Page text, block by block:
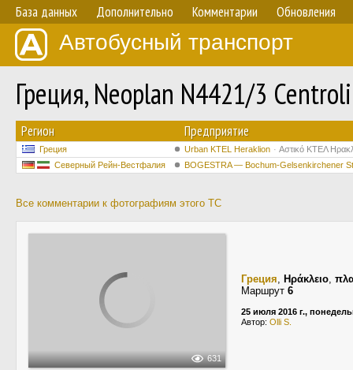
База данных Дополнительно Комментарии Обновления
Автобусный транспорт
Греция, Neoplan N4421/3
Регион Предприятие
Греция Urban KTEL Heraklion
Αστικό ΚΤΕΛ
Северный Рейн-Вестфалия
BOGESTRA — Bochum-Gelsenkirchener
Все комментарии к фотографиям этого ТС
631
Греция, Ηράκλειο,
Маршрут 6
25 июля 2016 г.,
Автор: Olli S.